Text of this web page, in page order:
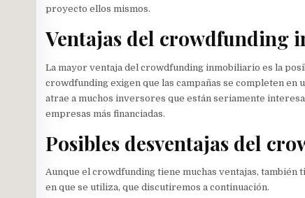
proyecto ellos mismos.
Ventajas del crowdfunding
La mayor ventaja del crowdfunding inmobiliario es la
crowdfunding exigen que las campañas se completen en
atrae a muchos inversores que están seriamente
empresas más financiadas.
Posibles desventajas del
Aunque el crowdfunding tiene muchas ventajas, también
en que se utiliza, que discutiremos a continuación.